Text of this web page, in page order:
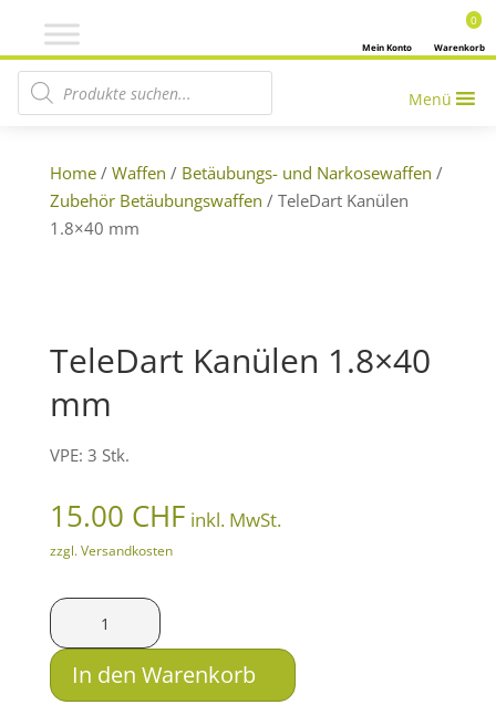
Warenkorb
0
Mein Konto
Products search
Menü
Home/ Waffen / Betäubungs- und Narkosewaffen /
Zubehör Betäubungswaffen / TeleDart Kanülen
1.8×40 mm
TeleDart Kanülen 1.8×40
mm
VPE: 3 Stk.
15.00 CHF inkl. MwSt.
zzgl. Versandkosten
TeleDart
Kanülen
1.8x40
mm
In den Warenkorb